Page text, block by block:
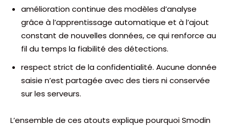
amélioration continue des modèles d’analyse
grâce à l’apprentissage automatique et à l’ajout
constant de nouvelles données, ce qui renforce au
fil du temps la fiabilité des détections.
respect strict de la confidentialité. Aucune donnée
saisie n’est partagée avec des tiers ni conservée
sur les serveurs.
L’ensemble de ces atouts explique pourquoi Smodin